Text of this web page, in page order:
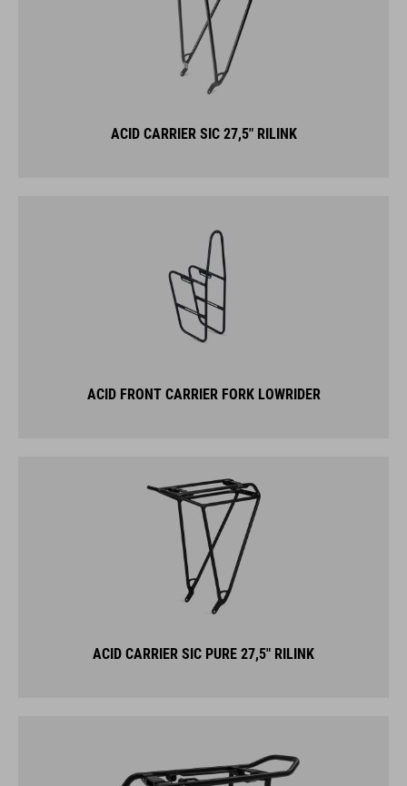
ACID CARRIER SIC 27,5" RILINK
ACID FRONT CARRIER FORK LOWRIDER
ACID CARRIER SIC PURE 27,5" RILINK